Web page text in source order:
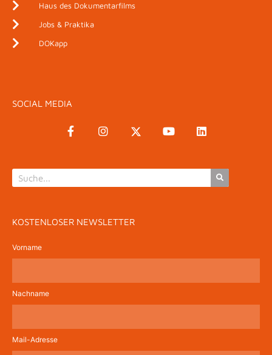
Haus des Dokumentarfilms
Jobs & Praktika
DOKapp
SOCIAL MEDIA
KOSTENLOSER NEWSLETTER
Vorname
Nachname
Mail-Adresse